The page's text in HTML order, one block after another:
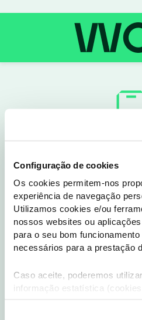
Configuração de cookies
Os cookies permitem-nos
experiência de navegação
Utilizamos cookies e/ou
nossos websites ou
para o seu bom
necessários para a prestação
Caso aceite, poderemos
informação estatística
funcionalidades (cookies de
Não tens a
Para continuares, precisas
Depois basta tocares no link
diretamente às
Descarregar